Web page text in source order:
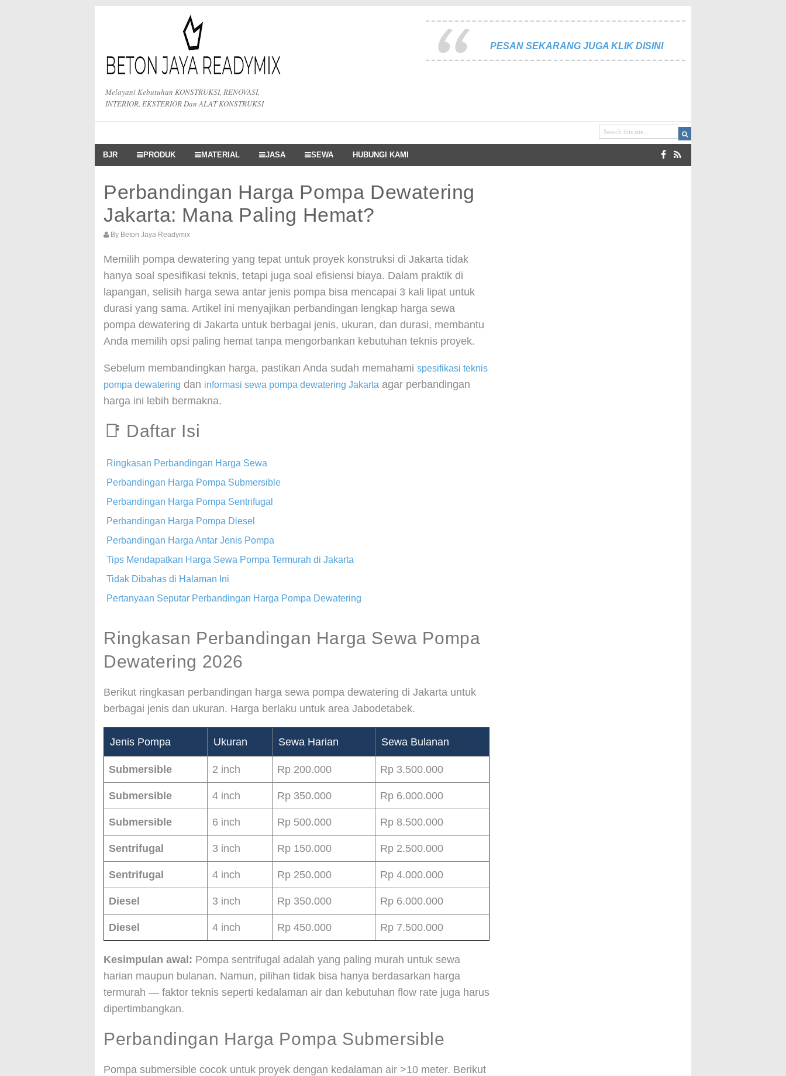
Melayani Kebutuhan KONSTRUKSI, RENOVASI,
INTERIOR, EKSTERIOR Dan ALAT KONSTRUKSI
PESAN SEKARANG JUGA KLIK DISINI
BJR PRODUK MATERIAL JASA SEWA HUBUNGI KAMI
Perbandingan Harga Pompa Dewatering
Jakarta: Mana Paling Hemat?
By Beton Jaya Readymix
Memilih pompa dewatering yang tepat untuk proyek konstruksi di Jakarta tidak
hanya soal spesifikasi teknis, tetapi juga soal efisiensi biaya. Dalam praktik di
lapangan, selisih harga sewa antar jenis pompa bisa mencapai 3 kali lipat untuk
durasi yang sama. Artikel ini menyajikan perbandingan lengkap harga sewa
pompa dewatering di Jakarta untuk berbagai jenis, ukuran, dan durasi, membantu
Anda memilih opsi paling hemat tanpa mengorbankan kebutuhan teknis proyek.
Sebelum membandingkan harga, pastikan Anda sudah memahami spesifikasi teknis
pompa dewatering dan informasi sewa pompa dewatering Jakarta agar perbandingan
harga ini lebih bermakna.
📑 Daftar Isi
Ringkasan Perbandingan Harga Sewa
Perbandingan Harga Pompa Submersible
Perbandingan Harga Pompa Sentrifugal
Perbandingan Harga Pompa Diesel
Perbandingan Harga Antar Jenis Pompa
Tips Mendapatkan Harga Sewa Pompa Termurah di Jakarta
Tidak Dibahas di Halaman Ini
Pertanyaan Seputar Perbandingan Harga Pompa Dewatering
Ringkasan Perbandingan Harga Sewa Pompa
Dewatering 2026
Berikut ringkasan perbandingan harga sewa pompa dewatering di Jakarta untuk
berbagai jenis dan ukuran. Harga berlaku untuk area Jabodetabek.
Jenis Pompa Ukuran Sewa Harian Sewa Bulanan
Submersible 2 inch Rp 200.000 Rp 3.500.000
Submersible 4 inch Rp 350.000 Rp 6.000.000
Submersible 6 inch Rp 500.000 Rp 8.500.000
Sentrifugal 3 inch Rp 150.000 Rp 2.500.000
Sentrifugal 4 inch Rp 250.000 Rp 4.000.000
Diesel 3 inch Rp 350.000 Rp 6.000.000
Diesel 4 inch Rp 450.000 Rp 7.500.000
Kesimpulan awal: Pompa sentrifugal adalah yang paling murah untuk sewa
harian maupun bulanan. Namun, pilihan tidak bisa hanya berdasarkan harga
termurah — faktor teknis seperti kedalaman air dan kebutuhan flow rate juga harus
dipertimbangkan.
Perbandingan Harga Pompa Submersible
Pompa submersible cocok untuk proyek dengan kedalaman air >10 meter. Berikut